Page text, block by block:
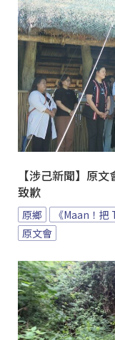
【涉己新聞】原
致歉
原鄉 《Maan！
原文會